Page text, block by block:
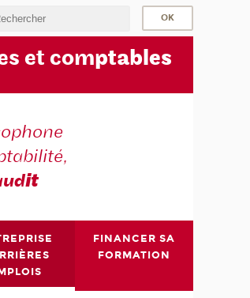
et comptables
it
FINANCER SA
FORMATION